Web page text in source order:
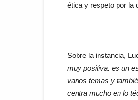
ética y respeto por la
Sobre la instancia,
muy positiva, es un
varios temas y
centra mucho en lo